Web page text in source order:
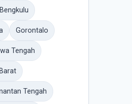
Bengkulu
Gorontalo
Tengah
Tengah